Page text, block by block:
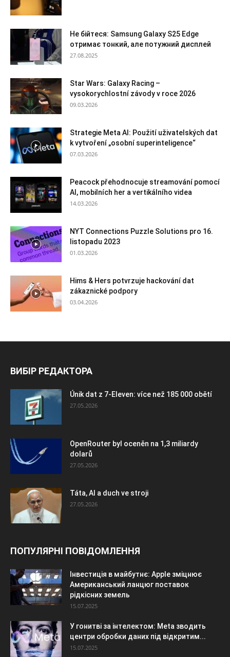
Не бійтеся: Samsung Galaxy S25 Edge
отримає тонкий, але потужний дисплей
27.08.2025
Star Wars: Galaxy Racing –
vysokorychlostní závody v roce 2026
09.03.2026
Strategie Meta AI: Použití uživatelských dat
k vytvoření „osobní superinteligence“
07.03.2026
Peacock přehodnocuje streamování pomocí
AI, mobilních her a vertikálního videa
14.03.2026
NYT Connections Puzzle Solutions pro 16.
listopadu 2023
01.03.2026
Hims & Hers potvrzuje hackování dat
zákaznické podpory
03.04.2026
ВИБІР РЕДАКТОРА
Únik dat z 7-Eleven: více než 185 000 obětí
27.05.2026
OpenRouter byl oceněn na 1,3 miliardy
dolarů
27.05.2026
Táta, AI a duch ve stroji
27.05.2026
ПОПУЛЯРНІ ПОВІДОМЛЕННЯ
Інвестиція в майбутнє: Apple зміцнює
Американський ланцюг поставок
рідкісних земель
15.07.2025
У гонитві за інтелектом: Meta зводить
центри обробки даних під відкритим...
15.07.2025